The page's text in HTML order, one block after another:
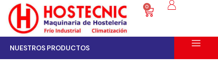
0
NUESTROS PRODUCTOS